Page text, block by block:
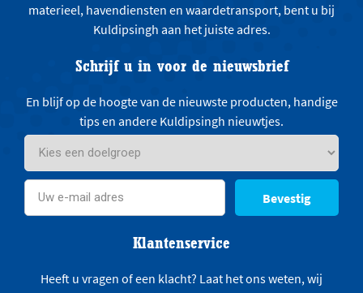
materieel, havendiensten en waardetransport, bent u bij
Kuldipsingh aan het juiste adres.
Schrijf u in voor de nieuwsbrief
En blijf op de hoogte van de nieuwste producten, handige
tips en andere Kuldipsingh nieuwtjes.
Bevestig
Klantenservice
Heeft u vragen of een klacht? Laat het ons weten, wij